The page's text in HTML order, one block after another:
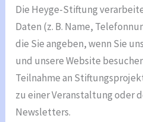
Die Heyge-Stiftung
Daten (z. B. Name,
die Sie angeben, wenn Sie
und unsere Website
Teilnahme an
zu einer Veranstaltung oder
Newsletters.